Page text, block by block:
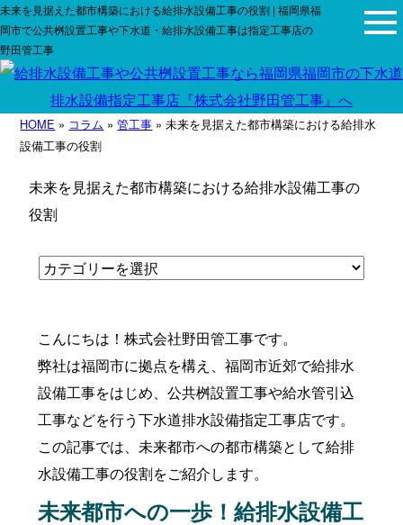
未来を見据えた都市構築における給排水設備工事の役割 | 福岡県福
岡市で公共桝設置工事や下水道・給排水設備工事は指定工事店の
野田管工事
HOME » コラム »管工事 » 未来を見据えた都市構築における給排水
設備工事の役割
未来を見据えた都市構築における給排水設備工事の
役割
こんにちは！株式会社野田管工事です。
弊社は福岡市に拠点を構え、福岡市近郊で給排水
設備工事をはじめ、公共桝設置工事や給水管引込
工事などを行う下水道排水設備指定工事店です。
この記事では、未来都市への都市構築として給排
水設備工事の役割をご紹介します。
未来都市への一歩！給排水設備工